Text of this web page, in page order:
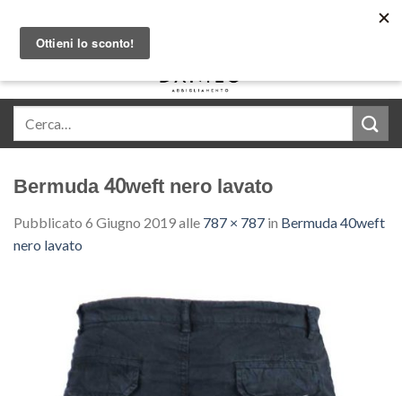
content
Bermuda 40weft nero lavato
Pubblicato 6 Giugno 2019alle 787 × 787 in Bermuda 40weft
nero lavato